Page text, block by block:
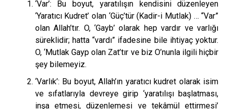
‘Var’: Bu boyut, yaratılışın kendisini düzenleyen
‘Yaratıcı Kudret’ olan ‘Güç’tür (Kadir-i Mutlak) … “Var”
olan Allah’tır. O, ‘Gayb’ olarak hep vardır ve varlığı
süreklidir; hatta “vardı” ifadesine bile ihtiyaç yoktur.
O, ‘Mutlak Gayp olan Zat’tır ve biz O’nunla ilgili hiçbir
şey bilemeyiz.
‘Varlık’: Bu boyut, Allah’ın yaratıcı kudret olarak isim
ve sıfatlarıyla devreye girip ‘yaratılışı başlatması,
inşa etmesi, düzenlemesi ve tekâmül ettirmesi’